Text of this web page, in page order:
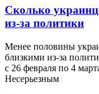
Сколько
из-за политики
Менее половины
близкими из-за
с 26 февраля по 4
Несерьезным